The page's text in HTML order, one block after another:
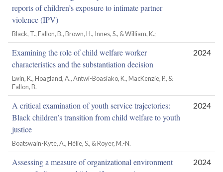
reports of children’s exposure to intimate partner
violence (IPV)
Black, T., Fallon, B., Brown, H., Innes, S., & William, K.;
Examining the role of child welfare worker
characteristics and the substantiation decision
Lwin, K., Hoagland, A., Antwi-Boasiako, K., MacKenzie, P., &
Fallon, B.
2024
A critical examination of youth service trajectories:
Black children’s transition from child welfare to youth
justice
Boatswain-Kyte, A., Hélie, S., & Royer, M.-N.
2024
Assessing a measure of organizational environment
2024